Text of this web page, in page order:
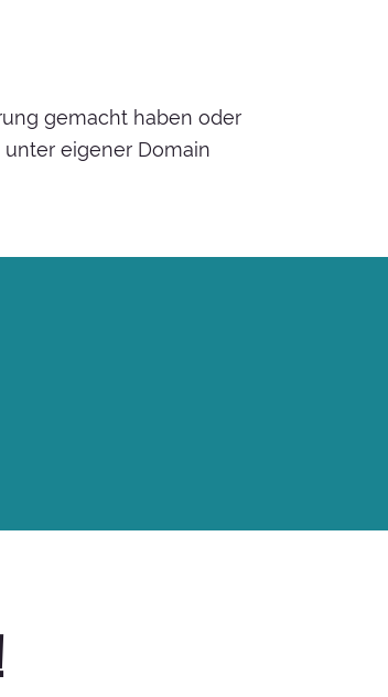
gemacht haben oder
eigener Domain